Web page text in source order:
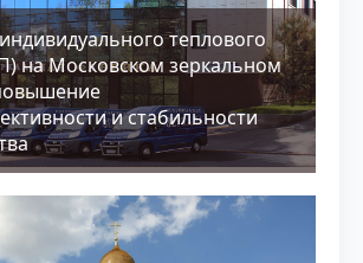
теплового
на Московском зеркальном
и стабильности